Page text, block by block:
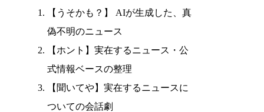
【うそかも？】 AIが生成した、真
偽不明のニュース
【ホント】実在するニュース・公
式情報ベースの整理
【聞いてや】実在するニュースに
ついての会話劇